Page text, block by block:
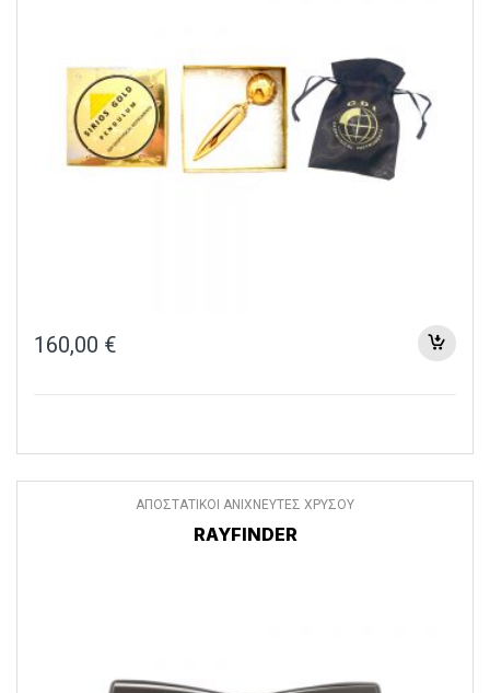
160,00 €
ΑΠΟΣΤΑΤΙΚΟΙ ΑΝΙΧΝΕΥΤΕΣ ΧΡΥΣΟΥ
RAYFINDER